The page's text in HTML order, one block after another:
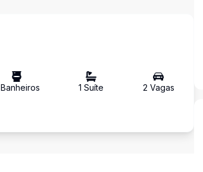
Banheiros 1 Suíte 2 Vagas